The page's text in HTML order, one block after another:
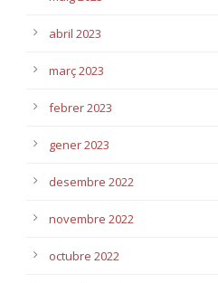
abril 2023
març 2023
febrer 2023
gener 2023
desembre 2022
novembre 2022
octubre 2022